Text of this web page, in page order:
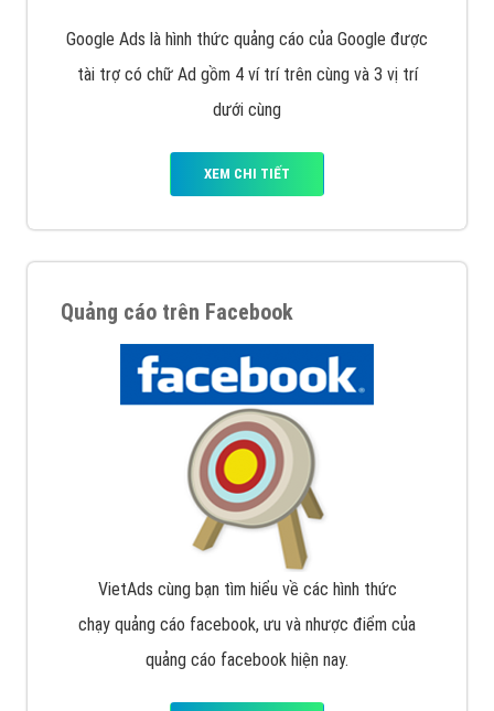
Google Ads là hình thức quảng cáo của Google được
tài trợ có chữ Ad gồm 4 ví trí trên cùng và 3 vị trí
dưới cùng
XEM CHI TIẾT
Quảng cáo trên Facebook
VietAds cùng bạn tìm hiểu về các hình thức
chạy quảng cáo facebook, ưu và nhược điểm của
quảng cáo facebook hiện nay.